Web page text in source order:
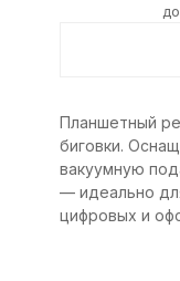
Планшетный
биговки.
вакуумную
— идеально
цифровых и